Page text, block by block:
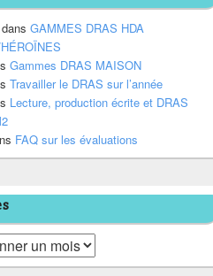
dans GAMMES DRAS HDA
Gammes DRAS MAISON
Travailler le DRAS sur l’année
Lecture, production écrite et DRAS
FAQ sur les évaluations